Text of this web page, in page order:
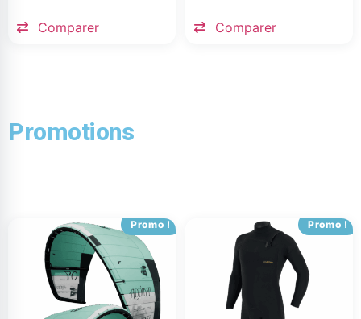
Comparer Comparer
Promotions
Promo ! Promo !